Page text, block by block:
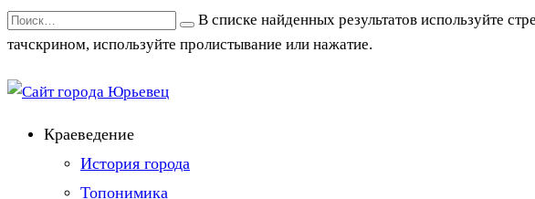
Перейти
к
Search
for:
В списке найденных результатов используйте
тачскрином, используйте пролистывание или нажатие.
Краеведение
История города
Топонимика